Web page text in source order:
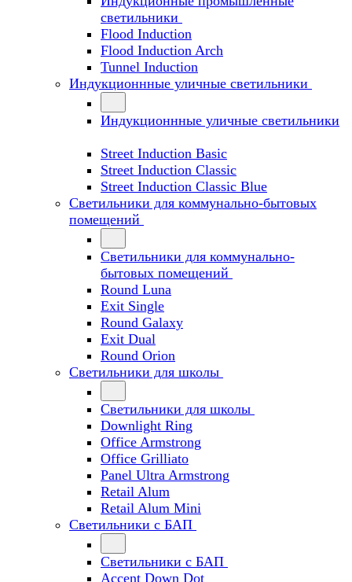
светильники
Flood Induction
Flood Induction Arch
Tunnel Induction
Индукционнные уличные светильники
Индукционнные уличные светильники
Street Induction Basic
Street Induction Classic
Street Induction Classic Blue
Светильники для коммунально-бытовых
помещений
Светильники для коммунально-
бытовых помещений
Round Luna
Exit Single
Round Galaxy
Exit Dual
Round Orion
Светильники для школы
Светильники для школы
Downlight Ring
Office Armstrong
Office Grilliato
Panel Ultra Armstrong
Retail Alum
Retail Alum Mini
Светильники с БАП
Светильники с БАП
Accent Down Dot